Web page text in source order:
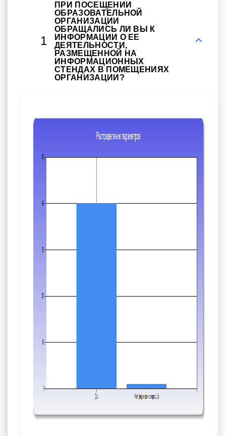
1
ПРИ ПОСЕЩЕНИИ
ОБРАЗОВАТЕЛЬНОЙ
ОРГАНИЗАЦИИ
ОБРАЩАЛИСЬ ЛИ ВЫ К
ИНФОРМАЦИИ О ЕЕ
ДЕЯТЕЛЬНОСТИ,
РАЗМЕЩЕННОЙ НА
ИНФОРМАЦИОННЫХ
СТЕНДАХ В ПОМЕЩЕНИЯХ
ОРГАНИЗАЦИИ?